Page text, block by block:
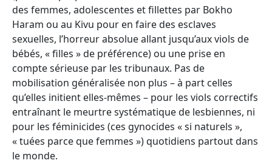
des femmes, adolescentes et fillettes par Bokho
Haram ou au Kivu pour en faire des esclaves
sexuelles, l’horreur absolue allant jusqu’aux viols de
bébés, « filles » de préférence) ou une prise en
compte sérieuse par les tribunaux. Pas de
mobilisation généralisée non plus – à part celles
qu’elles initient elles-mêmes – pour les viols correctifs
entraînant le meurtre systématique de lesbiennes, ni
pour les féminicides (ces gynocides « si naturels »,
« tuées parce que femmes ») quotidiens partout dans
le monde.